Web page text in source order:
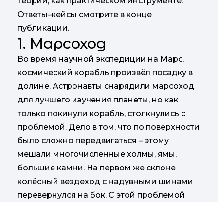
Ответы–кейсы смотрите в конце
публикации.
1. Марсоход
Во время научной экспедиции на Марс,
космический корабль произвёл посадку в
долине. Астронавты снарядили марсоход
для лучшего изучения планеты, но как
только покинули корабль, столкнулись с
проблемой. Дело в том, что по поверхности
было сложно передвигаться – этому
мешали многочисленные холмы, ямы,
большие камни. На первом же склоне
колёсный вездеход с надувными шинами
перевернулся на бок. С этой проблемой